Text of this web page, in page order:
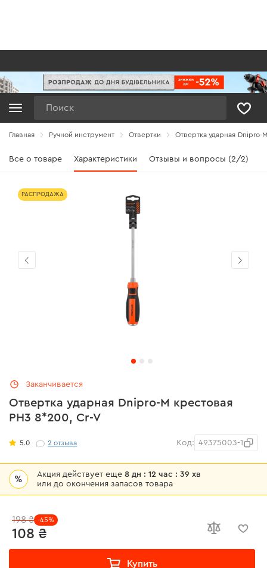
Главная Ручной инструмент Отвертки Отвертка ударная Dnipro-
Все о товаре Характеристики Отзывы и вопросы (2/2)
Отвертка ударная Dnipro-M крестовая
PH3 8*200, Cr-V
5.0 2отзыва Код: 49375003-1
% Акция действует еще8 дн : 12 час : 39 хв
или до окончения запасов товара
108 ₴
198 ₴ -45%
Купить
Заканчивается
РАСПРОДАЖА